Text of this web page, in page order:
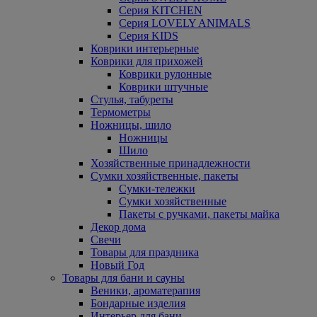
Серия KITCHEN
Серия LOVELY ANIMALS
Серия KIDS
Коврики интерьерные
Коврики для прихожей
Коврики рулонные
Коврики штучные
Стулья, табуреты
Термометры
Ножницы, шило
Ножницы
Шило
Хозяйственные принадлежности
Сумки хозяйственные, пакеты
Сумки-тележки
Сумки хозяйственные
Пакеты с ручками, пакеты майка
Декор дома
Свечи
Товары для праздника
Новый Год
Товары для бани и сауны
Веники, ароматерапия
Бондарные изделия